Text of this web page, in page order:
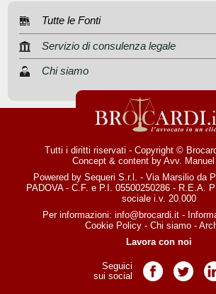
Tutte le Fonti
Servizio di consulenza legale
Chi siamo
Tutti i diritti riservati - Copyright ©
Concept & content by Avv.
Powered by Sequeri S.r.l. - Via Marsilio da
PADOVA - C.F. e P.I. 05500250286 - R.E.A.
sociale i.v. 20.000
Per informazioni: info@brocardi.it-
Cookie Policy - Chi siamo -
Lavora con noi
Seguici
sui social
Pagina Facebook
Pagina